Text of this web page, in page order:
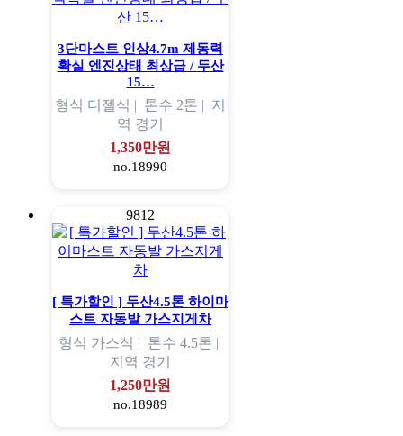
3단마스트 인상4.7m 제동력
확실 엔진상태 최상급 / 두산
15…
형식 디젤식 | 톤수 2톤 | 지
역 경기
1,350만원
no.18990
9812
[ 특가할인 ] 두산4.5톤 하이마
스트 자동발 가스지게차
형식 가스식 | 톤수 4.5톤 |
지역 경기
1,250만원
no.18989